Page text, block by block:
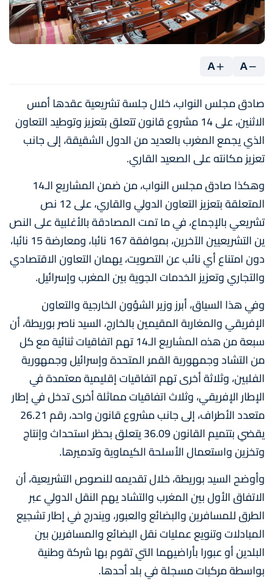
A
A
صادق مجلس النواب، خلال جلسة تشريعية عقدها أمس
الاثنين، على 14 مشروع قانون تتعلق بتعزيز وتوطيد التعاون
الذي يجمع المغرب بالعديد من الدول الشقيقة، إلى جانب
تعزيز مكانته على الصعيد القاري.
وهكذا صادق مجلس النواب، من ضمن المشاريع الـ14
المتعلقة بتعزيز التعاون الدولي والقاري، على 12 نص
تشريعي بالإجماع، في ما تمت المصادقة بالأغلبية على النص
ين التشريعيين الآخرين، بموافقة 167 نائبا، ومعارضة 15 نائبا،
دون امتناع أي نائب عن التصويت، يهمان التعاون الاقتصادي
والتجاري وتعزيز الخدمات الجوية بين المغرب وإسرائيل.
وفي هذا السياق، أبرز وزير الشؤون الخارجية والتعاون
الإفريقي والمغاربة المقيمين بالخارج، السيد ناصر بوريطة، أن
سبعة من هذه المشاريع الـ14 تهم اتفاقيات ثنائية مع كل
من التشاد وجمهورية القمر المتحدة وإسرائيل وجمهورية
الفلبين، وثلاثة أخرى تهم اتفاقيات إقليمية معتمدة في
الإطار الإفريقي، وثلاث اتفاقيات مماثلة أخرى تدخل في إطار
متعدد الأطراف، إلى جانب مشروع قانون واحد، رقم 26.21
يقضي بتتميم القانون 36.09 يتعلق بحظر استحداث وإنتاج
وتخزين واستعمال الأسلحة الكيماوية وتدميرها.
وأوضح السيد بوريطة، خلال تقديمه للنصوص التشريعية، أن
الاتفاق الأول بين المغرب والتشاد يهم النقل الدولي عبر
الطرق للمسافرين والبضائع والعبور، ويندرج في إطار تشجيع
المبادلات وتنويع عمليات نقل البضائع والمسافرين بين
البلدين أو عبورا بأراضيهما التي تقوم بها شركة وطنية
بواسطة مركبات مسجلة في بلد أحدها.